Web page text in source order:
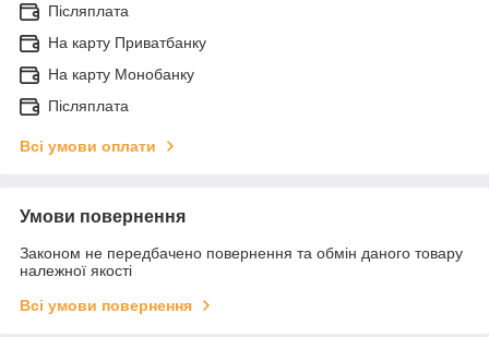
Післяплата
На карту Приватбанку
На карту Монобанку
Післяплата
Всі умови оплати
Умови повернення
Законом не передбачено повернення та обмін даного товару
належної якості
Всі умови повернення